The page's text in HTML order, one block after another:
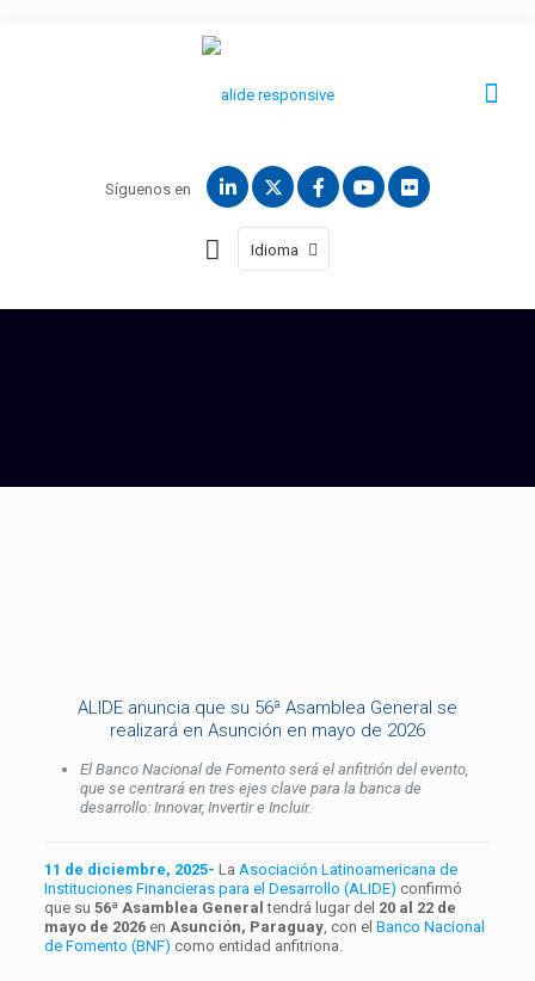
Síguenos en
Idioma
ALIDE anuncia que su 56ª Asamblea General se
realizará en Asunción en mayo de 2026
El Banco Nacional de Fomento será el anfitrión del evento,
que se centrará en tres ejes clave para la banca de
desarrollo: Innovar, Invertir e Incluir.
11 de diciembre, 2025- La Asociación Latinoamericana de
Instituciones Financieras para el Desarrollo (ALIDE) confirmó
que su 56ª Asamblea General tendrá lugar del 20 al 22 de
mayo de 2026en Asunción, Paraguay, con el Banco Nacional
de Fomento (BNF) como entidad anfitriona.